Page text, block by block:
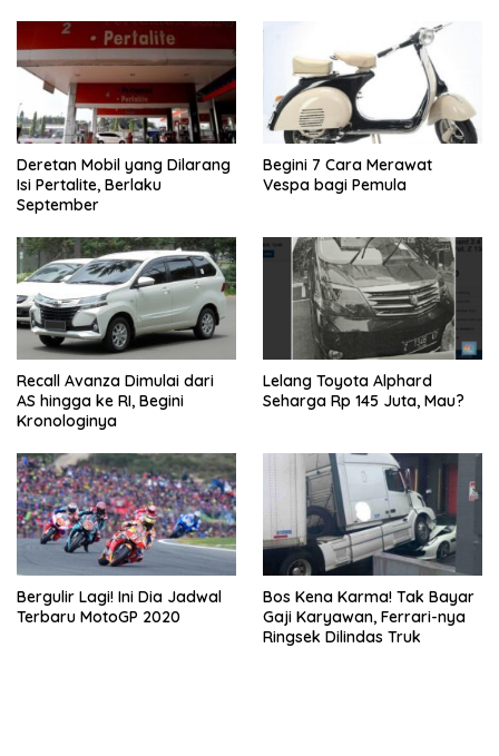
Deretan Mobil yang Dilarang
Isi Pertalite, Berlaku
September
Begini 7 Cara Merawat
Vespa bagi Pemula
Recall Avanza Dimulai dari
AS hingga ke RI, Begini
Kronologinya
Lelang Toyota Alphard
Seharga Rp 145 Juta, Mau?
Bergulir Lagi! Ini Dia Jadwal
Terbaru MotoGP 2020
Bos Kena Karma! Tak Bayar
Gaji Karyawan, Ferrari-nya
Ringsek Dilindas Truk